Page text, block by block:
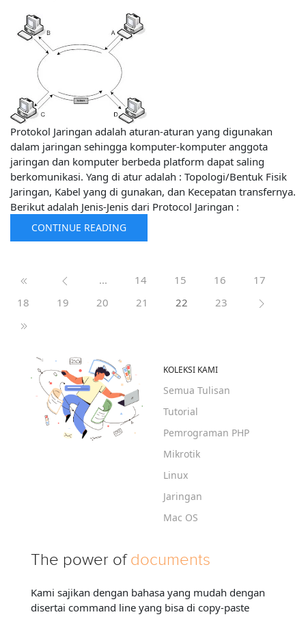
Protokol Jaringan adalah aturan-aturan yang digunakan
dalam jaringan sehingga komputer-komputer anggota
jaringan dan komputer berbeda platform dapat saling
berkomunikasi. Yang di atur adalah : Topologi/Bentuk Fisik
Jaringan, Kabel yang di gunakan, dan Kecepatan transfernya.
Berikut adalah Jenis-Jenis dari Protocol Jaringan :
CONTINUE READING
... 14 15 16
17
18
19 20 21 22 23
KOLEKSI KAMI
Semua Tulisan
Tutorial
Pemrograman PHP
Mikrotik
Linux
Jaringan
Mac OS
The power ofdocuments
Kami sajikan dengan bahasa yang mudah dengan
disertai command line yang bisa di copy-paste